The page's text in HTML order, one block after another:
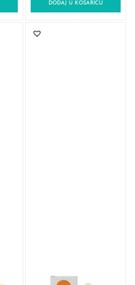
DODAJ U KOŠARICU